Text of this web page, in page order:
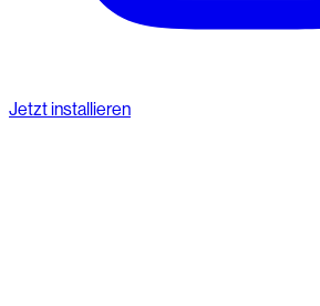
Jetzt installieren